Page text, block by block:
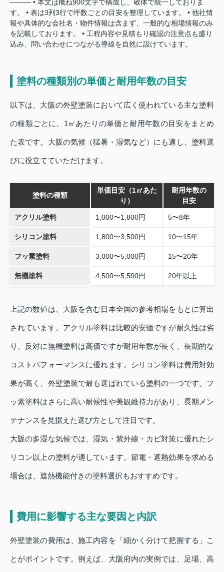
——— • 本文は概ね900文字で構成し、敬体で統一しておりま
す。 • 表は3列3行で坪数ごとの目安を整理しています。 • 他社情
報や具体的な会社名・物件情報は含まず、一般的な相場情報のみ
を記載しております。 • 工程内容や見積もり確認の注意点も盛り
込み、問い合わせにつながる導線を自然に設けています。
塗料の種類別の単価と耐用年数の目安
以下は、大阪の外壁塗装において広く使われている主な塗料
の種類ごとに、1㎡あたりの単価と耐用年数の目安をまとめ
た表です。大阪の気候（猛暑・湿気など）にも適し、塗料選
びに役立てていただけます。
塗料の種類
単価目安（1㎡あた
り）
耐用年数の
目安
アクリル塗料 1,000〜1,800円 5〜8年
シリコン塗料 1,800〜3,500円 10〜15年
フッ素塗料 3,000〜5,000円 15〜20年
無機塗料 4,500〜5,500円 20年以上
上記の数値は、大阪を含む日本全国の参考相場をもとに算出
されています。アクリル塗料は比較的安価ですが耐久性は劣
り、反対に無機塗料は高価ですが耐用年数が長く、長期的な
コストパフォーマンスに優れます。シリコン塗料は費用対効
果が高く、外壁塗装で最も選ばれている塗料の一つです。フ
ッ素塗料はさらに高い耐候性や美観維持力があり、長期メン
テナンスを見据えた選び方として注目です。
大阪の多湿な気候では、湿気・紫外線・カビ対策に優れたシ
リコン以上の塗料が適しています。節電・遮熱効果を求める
場合は、遮熱機能付きの塗料選択もおすすめです。
費用に影響する主な要因と内訳
外壁塗装の費用は、施工内容を「細かく分けて把握する」こ
とがポイントです。例えば、大阪府内の実例では、足場、高